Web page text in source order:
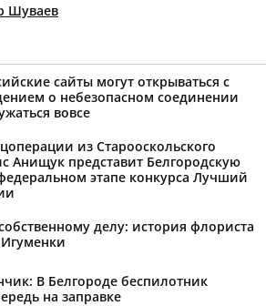
Шуваев
сайты могут открываться с
о небезопасном соединении
вовсе
из Старооскольского
Анищук представит Белгородскую
этапе конкурса Лучший
делу: история флориста
В Белгороде беспилотник
на заправке